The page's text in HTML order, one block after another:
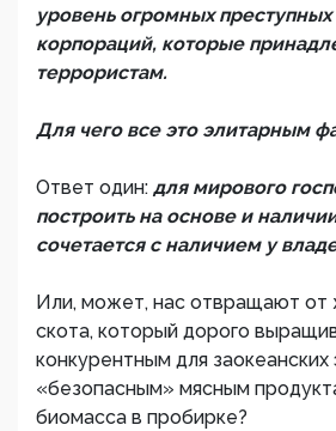
уровень огромных
корпораций, которые
террористам.
Для чего все это элитарным
Ответ один: для мирового
построить на основе и
сочетается с наличием у
Или, может, нас отвращают от
скота, который дорого
конкурентным для
«безопасным» мясным
биомасса в пробирке?